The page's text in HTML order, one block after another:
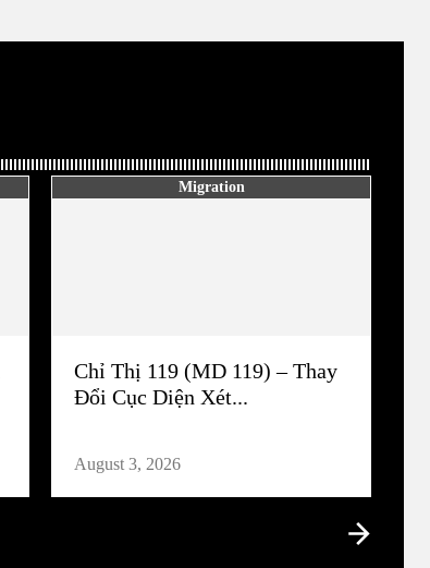
Migration
Chỉ Thị 119 (MD 119) – Thay
Đổi Cục Diện Xét...
August 3, 2026